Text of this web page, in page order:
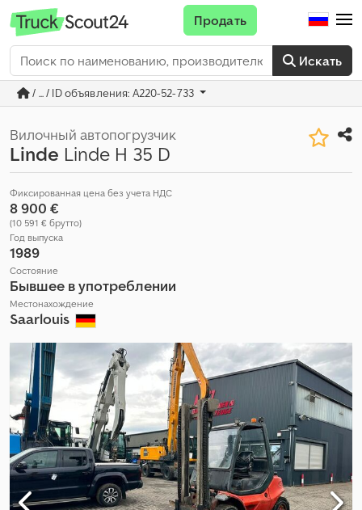
Искать
Продать
/ ... / ID объявления: A220-52-733
Вилочный автопогрузчик
Linde Linde H 35 D
Фиксированная цена без учета НДС
8 900 €
(10 591 € брутто)
Год выпуска
1989
Состояние
Бывшее в употреблении
Местонахождение
Saarlouis